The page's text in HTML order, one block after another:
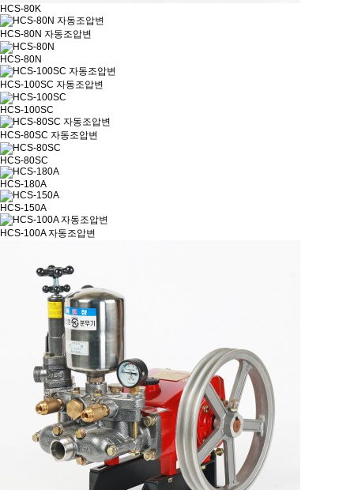
HCS-80K
HCS-80N 자동조압변
HCS-80N
HCS-100SC 자동조압변
HCS-100SC
HCS-80SC 자동조압변
HCS-80SC
HCS-180A
HCS-150A
HCS-100A 자동조압변